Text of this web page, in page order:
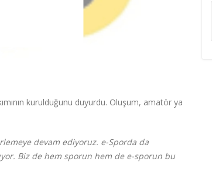
kurulduğunu duyurdu. Oluşum, amatör ya
devam ediyoruz. e-Sporda da
Biz de hem sporun hem de e-sporun bu